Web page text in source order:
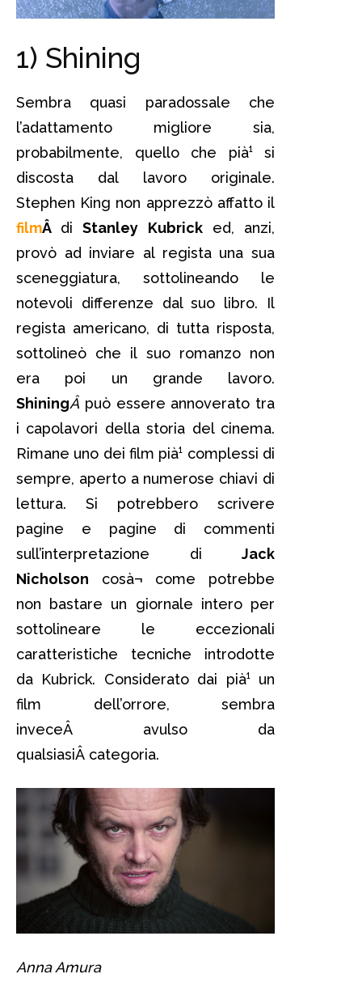
1) Shining
Sembra quasi paradossale che
l’adattamento migliore sia,
probabilmente, quello che pià¹ si
discosta dal lavoro originale.
Stephen King non apprezzò affatto il
filmÂ diStanley Kubricked, anzi,
provò ad inviare al regista una sua
sceneggiatura, sottolineando le
notevoli differenze dal suo libro. Il
regista americano, di tutta risposta,
sottolineò che il suo romanzo non
era poi un grande lavoro.
ShiningÂ può essere annoverato tra
i capolavori della storia del cinema.
Rimane uno dei film pià¹ complessi di
sempre, aperto a numerose chiavi di
lettura. Si potrebbero scrivere
pagine e pagine di commenti
sull’interpretazione di Jack
Nicholson cosà¬ come potrebbe
non bastare un giornale intero per
sottolineare le eccezionali
caratteristiche tecniche introdotte
da Kubrick. Considerato dai pià¹ un
film dell’orrore, sembra
inveceÂ avulso da
qualsiasiÂ categoria.
Anna Amura